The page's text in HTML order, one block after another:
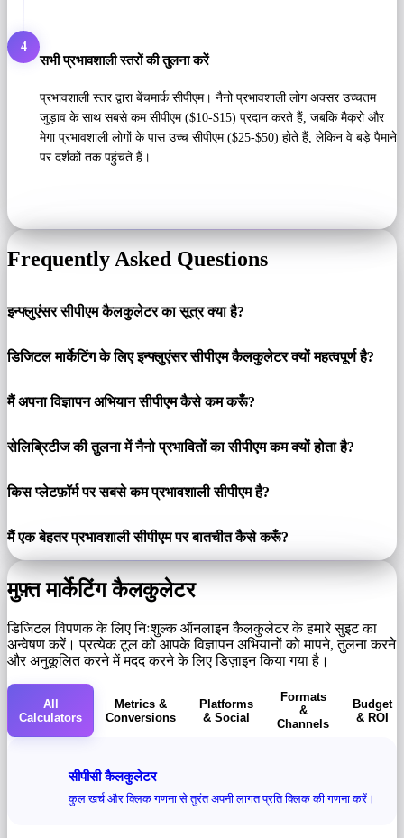
4
सभी प्रभावशाली स्तरों की तुलना करें
प्रभावशाली स्तर द्वारा बेंचमार्क सीपीएम। नैनो प्रभावशाली लोग अक्सर उच्चतम
जुड़ाव के साथ सबसे कम सीपीएम ($10-$15) प्रदान करते हैं, जबकि मैक्रो और
मेगा प्रभावशाली लोगों के पास उच्च सीपीएम ($25-$50) होते हैं, लेकिन वे बड़े पैमाने
पर दर्शकों तक पहुंचते हैं।
Frequently Asked Questions
इन्फ्लुएंसर सीपीएम कैलकुलेटर का सूत्र क्या है?
डिजिटल मार्केटिंग के लिए इन्फ्लुएंसर सीपीएम कैलकुलेटर क्यों महत्वपूर्ण है?
मैं अपना विज्ञापन अभियान सीपीएम कैसे कम करूँ?
सेलिब्रिटीज की तुलना में नैनो प्रभावितों का सीपीएम कम क्यों होता है?
किस प्लेटफ़ॉर्म पर सबसे कम प्रभावशाली सीपीएम है?
मैं एक बेहतर प्रभावशाली सीपीएम पर बातचीत कैसे करूँ?
मुफ़्त मार्केटिंग कैलकुलेटर
डिजिटल विपणक के लिए निःशुल्क ऑनलाइन कैलकुलेटर के हमारे सुइट का
अन्वेषण करें। प्रत्येक टूल को आपके विज्ञापन अभियानों को मापने, तुलना करने
और अनुकूलित करने में मदद करने के लिए डिज़ाइन किया गया है।
All
Calculators
Metrics &
Conversions
Platforms
& Social
Formats
&
Channels
Budget
& ROI
सीपीसी कैलकुलेटर
कुल खर्च और क्लिक गणना से तुरंत अपनी लागत प्रति क्लिक की गणना करें।